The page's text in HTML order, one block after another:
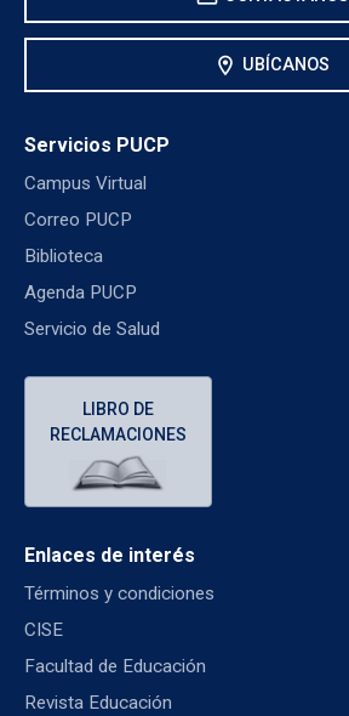
location_on UBÍCANOS
Servicios PUCP
Campus Virtual
Correo PUCP
Biblioteca
Agenda PUCP
Servicio de Salud
LIBRO DE
RECLAMACIONES
Enlaces de interés
Términos y condiciones
CISE
Facultad de Educación
Revista Educación